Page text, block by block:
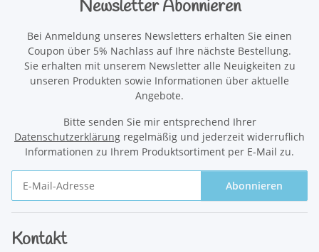
Newsletter Abonnieren
Bei Anmeldung unseres Newsletters erhalten Sie einen
Coupon über 5% Nachlass auf Ihre nächste Bestellung.
Sie erhalten mit unserem Newsletter alle Neuigkeiten zu
unseren Produkten sowie Informationen über aktuelle
Angebote.
Bitte senden Sie mir entsprechend Ihrer
Datenschutzerklärung regelmäßig und jederzeit widerruflich
Informationen zu Ihrem Produktsortiment per E-Mail zu.
Abonnieren
Kontakt